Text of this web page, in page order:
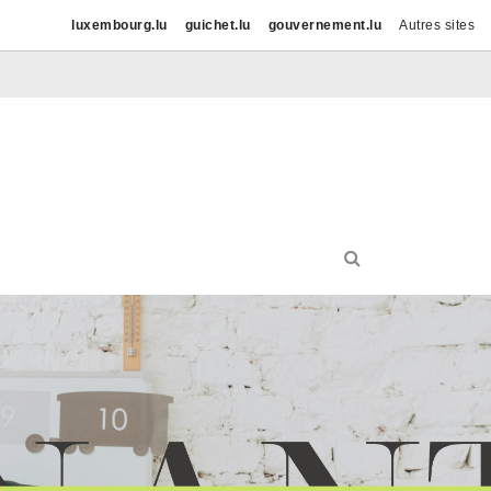
luxembourg.lu guichet.lu gouvernement.lu Autres sites